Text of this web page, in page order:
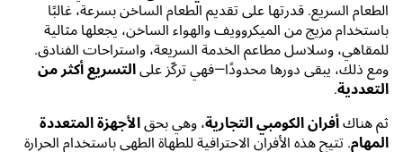
الطعام السريع. قدرتها على تقديم الطعام الساخن بسرعة، غالبًا
باستخدام مزيج من الميكروويف والهواء الساخن، يجعلها مثالية
للمقاهي، وسلاسل مطاعم الخدمة السريعة، واستراحات الفنادق.
ومع ذلك، يبقى دورها محدودًا—فهي تركّز على التسريع أكثر من
التعددية.
ثم هناك أفران الكومبي التجارية، وهي بحق الأجهزة المتعددة
المهام. تتيح هذه الأفران الاحترافية للطهاة الطهي باستخدام الحرارة